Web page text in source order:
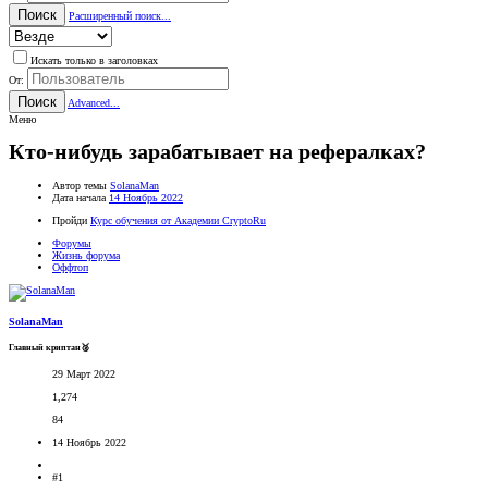
Поиск Расширенный поиск...
Искать только в заголовках
От:
Поиск
Advanced...
Меню
Кто-нибудь зарабатывает на рефералках?
Автор темы SolanaMan
Дата начала 14 Ноябрь 2022
Пройди Курс обучения от Академии CryptoRu
Форумы
Жизнь форума
Оффтоп
SolanaMan
Главный криптан🥈
29 Март 2022
1,274
84
14 Ноябрь 2022
#1